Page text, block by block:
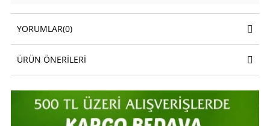
YORUMLAR(0)
ÜRÜN ÖNERILERI